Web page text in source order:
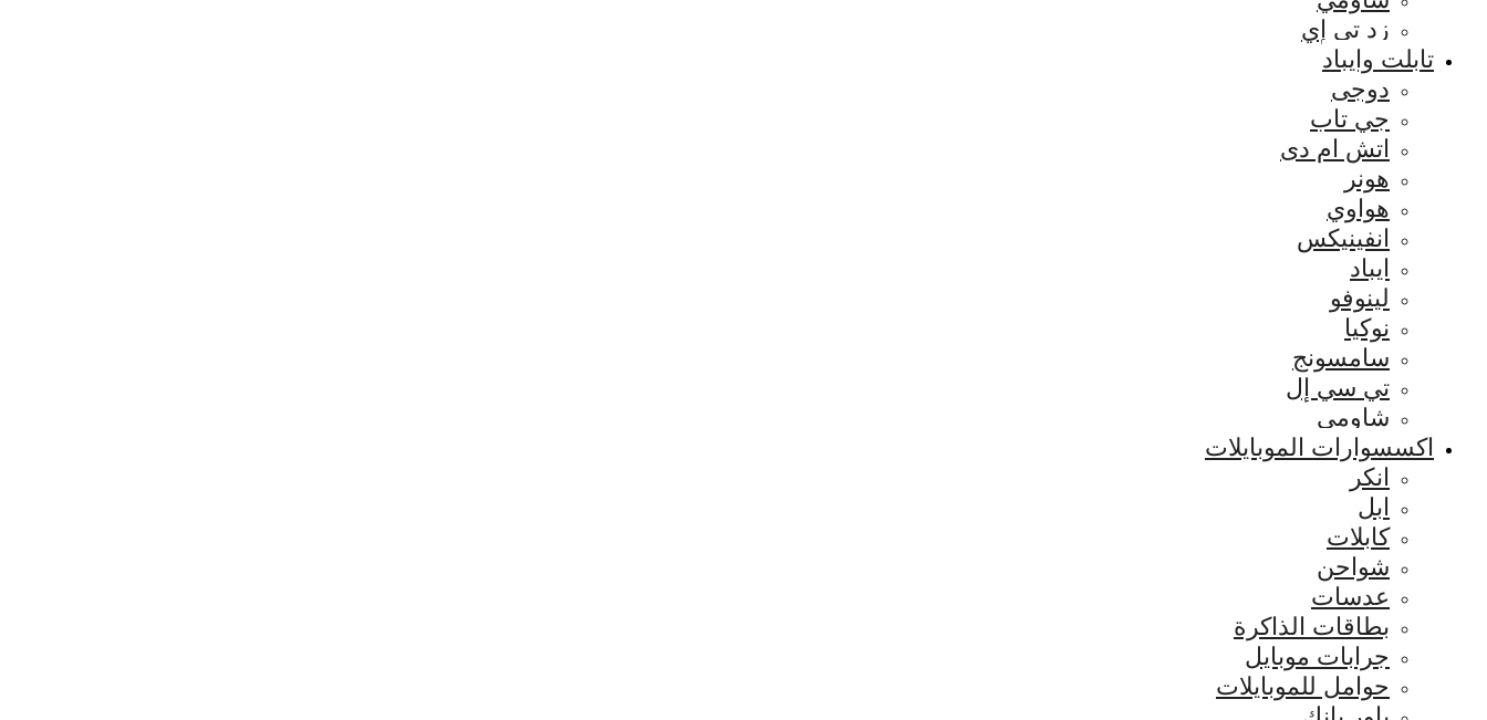
زد تي إي
تابلت وايباد
دوجى
جي تاب
اتش ام دى
هونر
هواوي
انفينيكس
ايباد
لينوفو
نوكيا
سامسونج
تي سي إل
شاومي
اكسسوارات الموبايلات
انكر
ابل
كابلات
شواحن
عدسات
بطاقات الذاكرة
جرابات موبايل
حوامل للموبايلات